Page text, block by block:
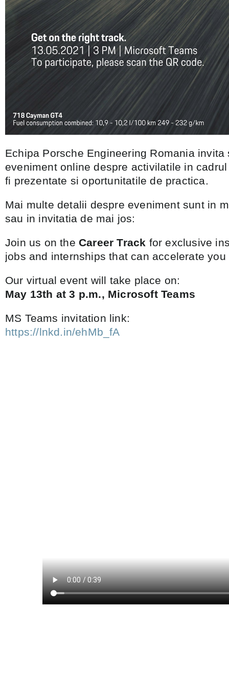
Echipa Porsche Engineering Romania invita
eveniment online despre activilatile in
fi prezentate si oportunitatile de practica.
Mai multe detalii despre eveniment sunt in
sau in invitatia de mai jos:
Join us on the Career Track for exclusive
jobs and internships that can accelerate
Our virtual event will take place on:
May 13th at 3 p.m., Microsoft Teams
MS Teams invitation link:
https://lnkd.in/ehMb_fA